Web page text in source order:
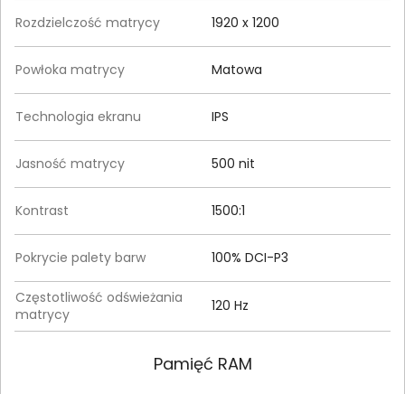
Rozdzielczość matrycy 1920 x 1200
Powłoka matrycy Matowa
Technologia ekranu IPS
Jasność matrycy 500 nit
Kontrast 1500:1
Pokrycie palety barw 100% DCI-P3
Częstotliwość odświeżania
matrycy
120 Hz
Pamięć RAM